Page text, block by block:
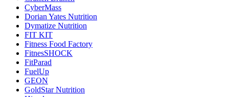
CyberMass
Dorian Yates Nutrition
Dymatize Nutrition
FIT KIT
Fitness Food Factory
FitnesSHOCK
FitParad
FuelUp
GEON
GoldStar Nutrition